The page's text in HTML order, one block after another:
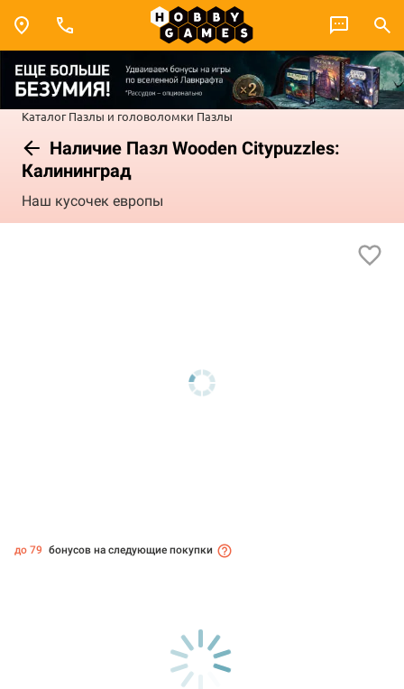
Каталог Пазлы и головоломки Пазлы
Наличие Пазл Wooden Citypuzzles:
Калининград
Наш кусочек европы
до 79 бонусов на следующие покупки